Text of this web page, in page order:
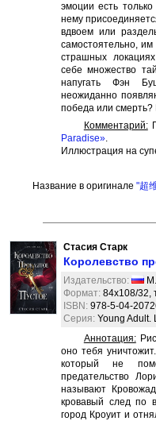
эмоции есть
нему
вдвоем или
самостоятельно,
страшных
себе множество
напугать Фэн
неожиданно
победа или смерть?
Комментарий:
Paradise».
Иллюстрация на
Название в оригинале "超
Стасия Старк
Королевство
Издательство:
Формат: 84x108/32,
ISBN: 978-5-04-
Серия: Young Adult.
Аннотация:
оно тебя
который не
предательство
называют
кровавый след по
город Кроуит и